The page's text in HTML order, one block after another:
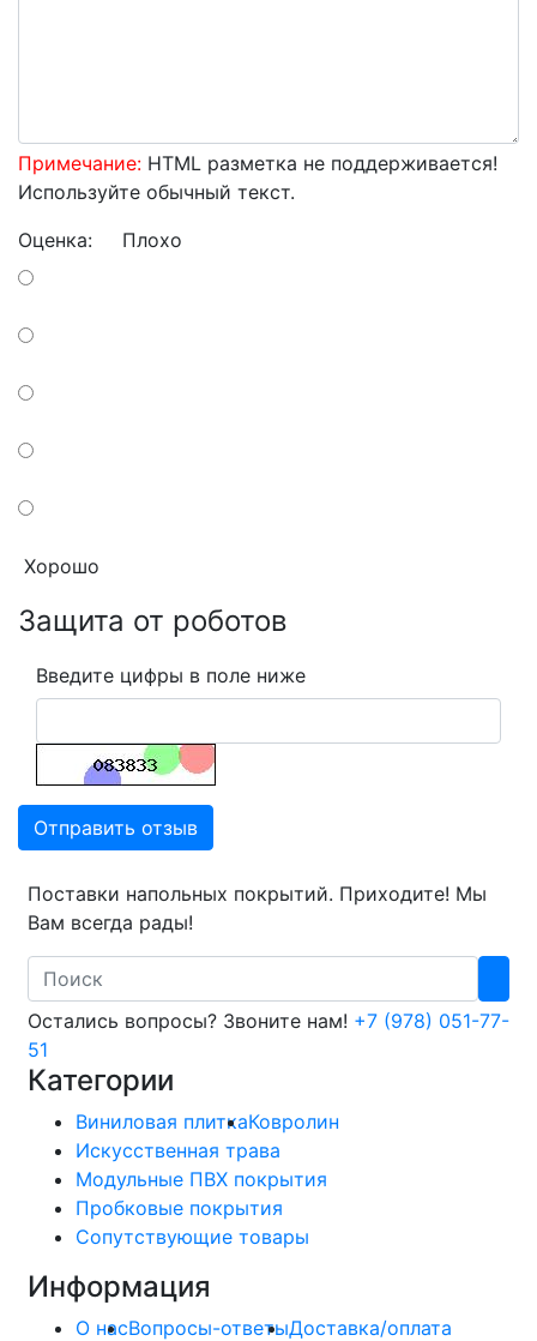
Примечание: HTML разметка не поддерживается!
Используйте обычный текст.
Оценка: Плохо
Хорошо
Защита от роботов
Введите цифры в поле ниже
Отправить отзыв
Поставки напольных покрытий. Приходите! Мы
Вам всегда рады!
Search
Остались вопросы? Звоните нам! +7 (978) 051-77-
51
Категории
Виниловая плиткаКовролин
Искусственная трава
Модульные ПВХ покрытия
Пробковые покрытия
Сопутствующие товары
Информация
О насВопросы-ответыДоставка/оплата